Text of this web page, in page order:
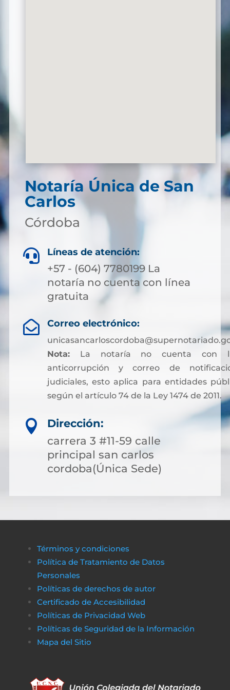
Notaría Única de San
Carlos
Córdoba
 Líneas de atención:
+57 - (604) 7780199 La
notaría no cuenta con línea
gratuita
 Correo electrónico:
Nota:La notaría no cuenta con
anticorrupción y correo de
judiciales, esto aplica para entidades
según el artículo 74 de la Ley 1474 de 2011.

Dirección:
carrera 3 #11-59 calle
principal san carlos
cordoba(Única Sede)
Términos y condiciones
Política de Tratamiento de Datos
Personales
Políticas de derechos de autor
Certificado de Accesibilidad
Políticas de Privacidad Web
Políticas de Seguridad de la Información
Mapa del Sitio